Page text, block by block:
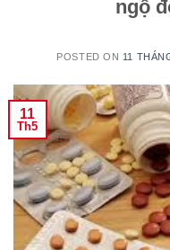
ngộ
POSTED ON 11
11
Th5